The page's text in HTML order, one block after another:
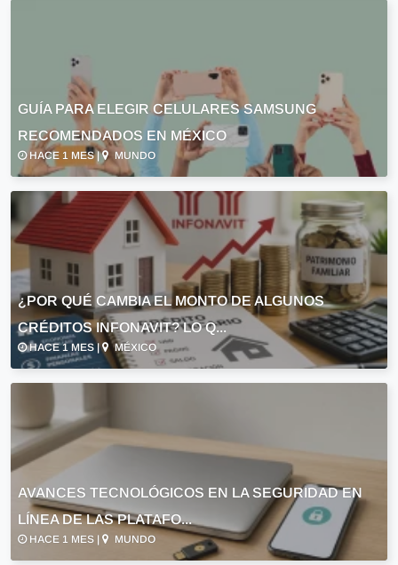
GUÍA PARA ELEGIR CELULARES SAMSUNG
RECOMENDADOS EN MÉXICO
HACE 1 MES | MUNDO
¿POR QUÉ CAMBIA EL MONTO DE ALGUNOS
CRÉDITOS INFONAVIT? LO Q...
HACE 1 MES | MÉXICO
AVANCES TECNOLÓGICOS EN LA SEGURIDAD EN
LÍNEA DE LAS PLATAFO...
HACE 1 MES | MUNDO